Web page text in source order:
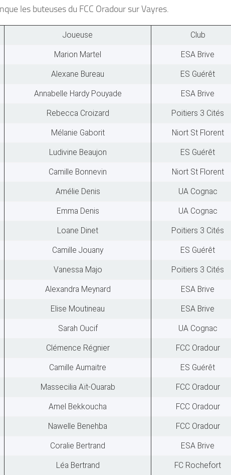
les buteuses du FCC Oradour sur Vayres.
Joueuse Club
Marion Martel ESA Brive
Alexane Bureau ES Guérêt
Annabelle Hardy Pouyade ESA Brive
Rebecca Croizard Poitiers 3 Cités
Mélanie Gaborit Niort St Florent
Ludivine Beaujon ES Guérêt
Camille Bonnevin Niort St Florent
Amélie Denis UA Cognac
Emma Denis UA Cognac
Loane Dinet Poitiers 3 Cités
Camille Jouany ES Guérêt
Vanessa Majo Poitiers 3 Cités
Alexandra Meynard ESA Brive
Elise Moutineau ESA Brive
Sarah Oucif UA Cognac
Clémence Régnier FCC Oradour
Camille Aumaitre ES Guérêt
Massecilia Aït-Ouarab FCC Oradour
Amel Bekkoucha FCC Oradour
Nawelle Benehba FCC Oradour
Coralie Bertrand ESA Brive
Léa Bertrand FC Rochefort